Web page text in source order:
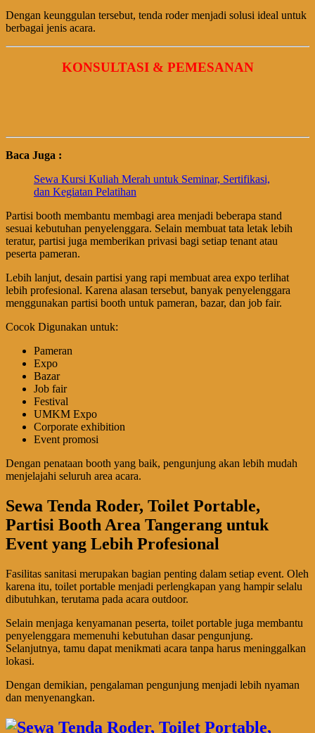
Dengan keunggulan tersebut, tenda roder menjadi solusi ideal untuk
berbagai jenis acara.
KONSULTASI & PEMESANAN
Baca Juga :
Sewa Kursi Kuliah Merah untuk Seminar, Sertifikasi,
dan Kegiatan Pelatihan
Partisi booth membantu membagi area menjadi beberapa stand
sesuai kebutuhan penyelenggara. Selain membuat tata letak lebih
teratur, partisi juga memberikan privasi bagi setiap tenant atau
peserta pameran.
Lebih lanjut, desain partisi yang rapi membuat area expo terlihat
lebih profesional. Karena alasan tersebut, banyak penyelenggara
menggunakan partisi booth untuk pameran, bazar, dan job fair.
Cocok Digunakan untuk:
Pameran
Expo
Bazar
Job fair
Festival
UMKM Expo
Corporate exhibition
Event promosi
Dengan penataan booth yang baik, pengunjung akan lebih mudah
menjelajahi seluruh area acara.
Sewa Tenda Roder, Toilet Portable,
Partisi Booth Area Tangerang untuk
Event yang Lebih Profesional
Fasilitas sanitasi merupakan bagian penting dalam setiap event. Oleh
karena itu, toilet portable menjadi perlengkapan yang hampir selalu
dibutuhkan, terutama pada acara outdoor.
Selain menjaga kenyamanan peserta, toilet portable juga membantu
penyelenggara memenuhi kebutuhan dasar pengunjung.
Selanjutnya, tamu dapat menikmati acara tanpa harus meninggalkan
lokasi.
Dengan demikian, pengalaman pengunjung menjadi lebih nyaman
dan menyenangkan.